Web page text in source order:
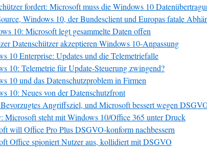
fordert: Microsoft muss die Windows 10
Windows 10, der Bundesclient und Europas fatale
10: Microsoft legt gesammelte Daten offen
Datenschützer akzeptieren Windows 10-Anpassung
10 Enterprise: Updates und die Telemetriefalle
10: Telemetrie für Update-Steuerung zwingend?
10 und das Datenschutzproblem in Firmen
10: Neues von der Datenschutzfront
Angriffsziel, und Microsoft bessert wegen
Microsoft steht mit Windows 10/Office 365 unter Druck
will Office Pro Plus DSGVO-konform nachbessern
Office spioniert Nutzer aus, kollidiert mit DSGVO